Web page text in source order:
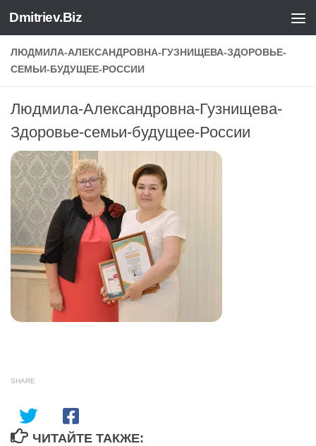
Skip to content
Dmitriev.Biz
ЛЮДМИЛА-АЛЕКСАНДРОВНА-ГУЗНИЩЕВА-ЗДОРОВЬЕ-
СЕМЬИ-БУДУЩЕЕ-РОССИИ
Людмила-Александровна-Гузнищева-
Здоровье-семьи-будущее-России
SHARE
ЧИТАЙТЕ ТАКЖЕ: